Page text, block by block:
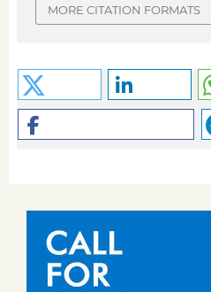
MORE CITATION FORMATS